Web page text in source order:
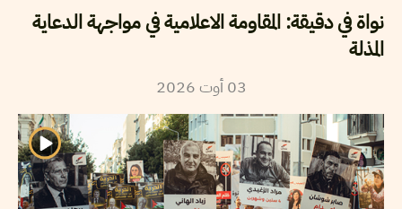
نواة في دقيقة: المقاومة الاعلامية في مواجهة الدعاية
المذلة
03 أوت2026